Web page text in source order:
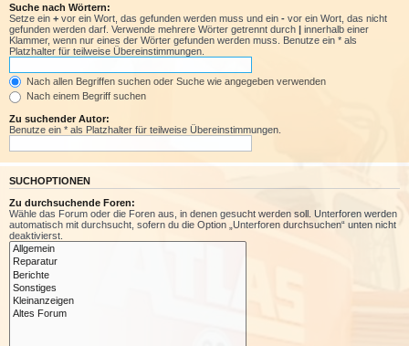
Suche nach Wörtern:
Setze ein + vor ein Wort, das gefunden werden muss und ein - vor ein Wort, das nicht
gefunden werden darf. Verwende mehrere Wörter getrennt durch | innerhalb einer
Klammer, wenn nur eines der Wörter gefunden werden muss. Benutze ein * als
Platzhalter für teilweise Übereinstimmungen.
Nach allen Begriffen suchen oder Suche wie angegeben verwenden
Nach einem Begriff suchen
Zu suchender Autor:
Benutze ein * als Platzhalter für teilweise Übereinstimmungen.
SUCHOPTIONEN
Zu durchsuchende Foren:
Wähle das Forum oder die Foren aus, in denen gesucht werden soll. Unterforen werden
automatisch mit durchsucht, sofern du die Option „Unterforen durchsuchen“ unten nicht
deaktivierst.